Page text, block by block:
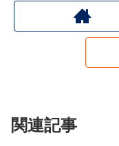
関連記事